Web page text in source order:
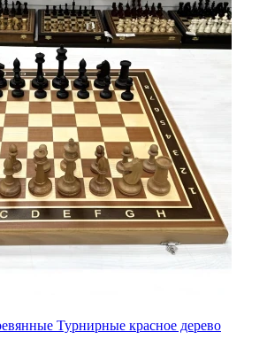
Турнирные красное дерево